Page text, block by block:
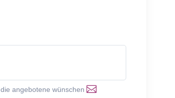
angebotene wünschen